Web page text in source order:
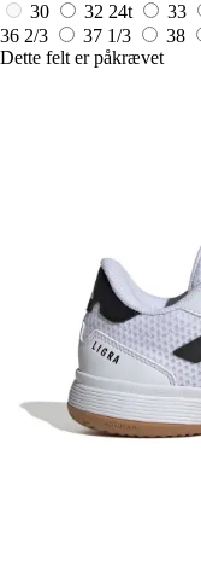
30
32 24t 33
36 2/3
37 1/3 38
Dette felt er påkrævet